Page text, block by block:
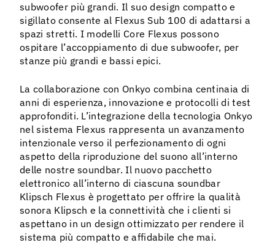
subwoofer più grandi. Il suo design compatto e
sigillato consente al Flexus Sub 100 di adattarsi a
spazi stretti. I modelli Core Flexus possono
ospitare l’accoppiamento di due subwoofer, per
stanze più grandi e bassi epici.
La collaborazione con Onkyo combina centinaia di
anni di esperienza, innovazione e protocolli di test
approfonditi. L’integrazione della tecnologia Onkyo
nel sistema Flexus rappresenta un avanzamento
intenzionale verso il perfezionamento di ogni
aspetto della riproduzione del suono all’interno
delle nostre soundbar. Il nuovo pacchetto
elettronico all’interno di ciascuna soundbar
Klipsch Flexus è progettato per offrire la qualità
sonora Klipsch e la connettività che i clienti si
aspettano in un design ottimizzato per rendere il
sistema più compatto e affidabile che mai.